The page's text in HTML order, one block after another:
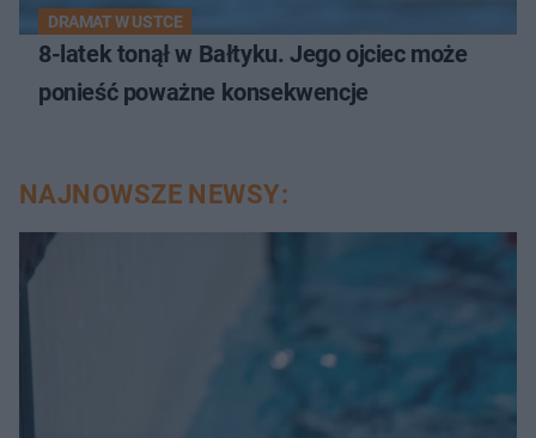
DRAMAT W USTCE
8-latek tonął w Bałtyku. Jego ojciec może
ponieść poważne konsekwencje
NAJNOWSZE NEWSY: